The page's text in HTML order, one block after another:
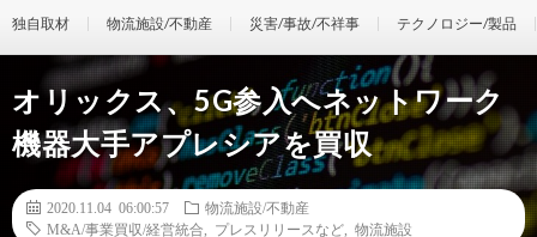
独自取材 物流施設/不動産 災害/事故/不祥事 テクノロジー/製品
オリックス、5G参入へネットワーク
機器大手アプレシアを買収
2020.11.04 06:00:57
物流施設/不動産
M&A/事業買収/経営統合
プレスリリースなど 物流施設